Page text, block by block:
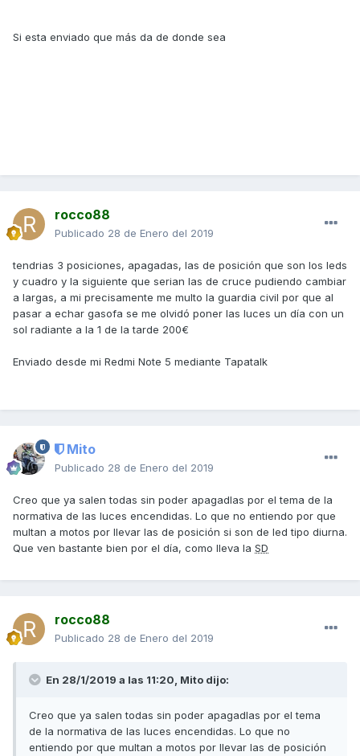
Si esta enviado que más da de donde sea
rocco88
Publicado 28 de Enero del 2019
tendrias 3 posiciones, apagadas, las de posición que son los leds
y cuadro y la siguiente que serian las de cruce pudiendo cambiar
a largas, a mi precisamente me multo la guardia civil por que al
pasar a echar gasofa se me olvidó poner las luces un día con un
sol radiante a la 1 de la tarde 200€
Enviado desde mi Redmi Note 5 mediante Tapatalk
Mito
Publicado 28 de Enero del 2019
Creo que ya salen todas sin poder apagadlas por el tema de la
normativa de las luces encendidas. Lo que no entiendo por que
multan a motos por llevar las de posición si son de led tipo diurna.
Que ven bastante bien por el día, como lleva la SD
rocco88
Publicado 28 de Enero del 2019
En 28/1/2019 a las 11:20, Mito dijo:
Creo que ya salen todas sin poder apagadlas por el tema
de la normativa de las luces encendidas. Lo que no
entiendo por que multan a motos por llevar las de posición